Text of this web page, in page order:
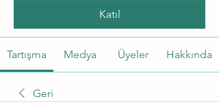
Katıl
Tartışma Medya Üyeler Hakkında
Geri